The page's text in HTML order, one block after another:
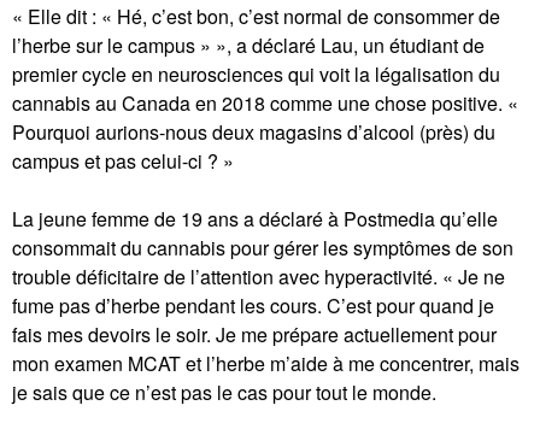
« Elle dit : « Hé, c’est bon, c’est normal de consommer de
l’herbe sur le campus » », a déclaré Lau, un étudiant de
premier cycle en neurosciences qui voit la légalisation du
cannabis au Canada en 2018 comme une chose positive. «
Pourquoi aurions-nous deux magasins d’alcool (près) du
campus et pas celui-ci ? »
La jeune femme de 19 ans a déclaré à Postmedia qu’elle
consommait du cannabis pour gérer les symptômes de son
trouble déficitaire de l’attention avec hyperactivité. « Je ne
fume pas d’herbe pendant les cours. C’est pour quand je
fais mes devoirs le soir. Je me prépare actuellement pour
mon examen MCAT et l’herbe m’aide à me concentrer, mais
je sais que ce n’est pas le cas pour tout le monde.